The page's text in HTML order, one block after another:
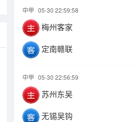
中甲 05-30 22:59:58
梅州客家
定南赣联
中甲 05-30 22:56:59
苏州东吴
无锡吴钩